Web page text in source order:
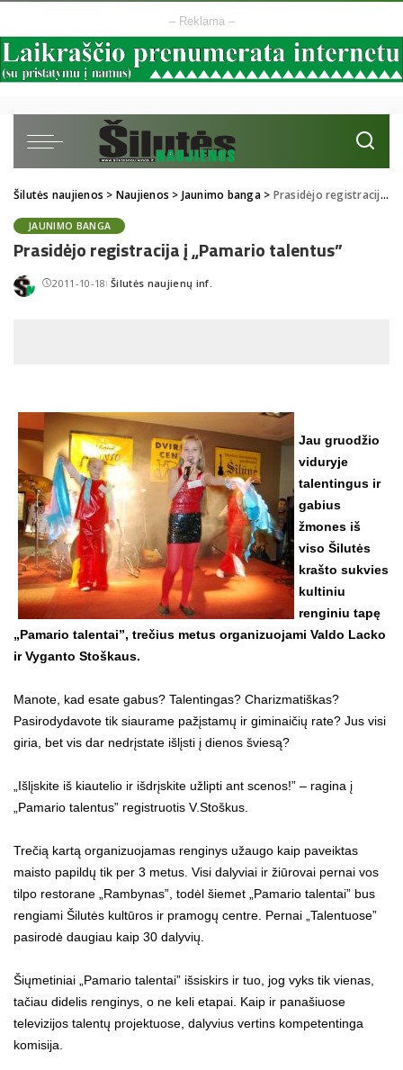
– Reklama –
Šilutės naujienos > Naujienos > Jaunimo banga> Prasidėjo registracija į „Pamario talentus”
JAUNIMO BANGA
Prasidėjo registracija į „Pamario talentus”
2011-10-18Posted
Šilutės naujienų inf.
Jau gruodžio
viduryje
talentingus ir
gabius
žmones iš
viso Šilutės
krašto sukvies
kultiniu
renginiu tapę
„Pamario talentai”, trečius metus organizuojami Valdo Lacko
ir Vyganto Stoškaus.
Manote, kad esate gabus? Talentingas? Charizmatiškas?
Pasirodydavote tik siaurame pažįstamų ir giminaičių rate? Jus visi
giria, bet vis dar nedrįstate išlįsti į dienos šviesą?
„Išlįskite iš kiautelio ir išdrįskite užlipti ant scenos!” – ragina į
„Pamario talentus” registruotis V.Stoškus.
Trečią kartą organizuojamas renginys užaugo kaip paveiktas
maisto papildų tik per 3 metus. Visi dalyviai ir žiūrovai pernai vos
tilpo restorane „Rambynas”, todėl šiemet „Pamario talentai” bus
rengiami Šilutės kultūros ir pramogų centre. Pernai „Talentuose”
pasirodė daugiau kaip 30 dalyvių.
Šiųmetiniai „Pamario talentai” išsiskirs ir tuo, jog vyks tik vienas,
tačiau didelis renginys, o ne keli etapai. Kaip ir panašiuose
televizijos talentų projektuose, dalyvius vertins kompetentinga
komisija.